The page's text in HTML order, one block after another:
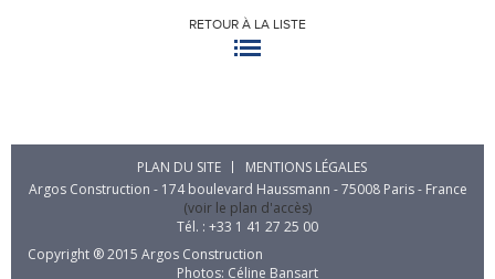
RETOUR À LA LISTE
PLAN DU SITE
MENTIONS LÉGALES
Argos Construction - 174 boulevard Haussmann - 75008 Paris - France
(voir le plan d'accès)
Tél. : +33 1 41 27 25 00
Copyright ® 2015 Argos Construction
Photos: Céline Bansart